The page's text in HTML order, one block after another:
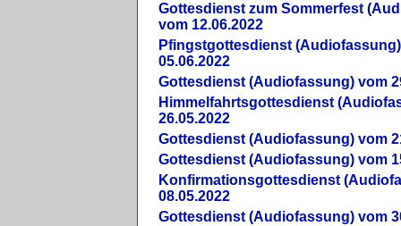
Gottesdienst zum Sommerfest
vom 12.06.2022
Pfingstgottesdienst
05.06.2022
Gottesdienst (Audiofassung) vom
Himmelfahrtsgottesdienst
26.05.2022
Gottesdienst (Audiofassung) vom
Gottesdienst (Audiofassung) vom
Konfirmationsgottesdienst
08.05.2022
Gottesdienst (Audiofassung) vom